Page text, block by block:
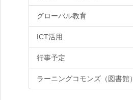
グローバル教育
ICT活用
行事予定
ラーニングコモンズ（図書館）